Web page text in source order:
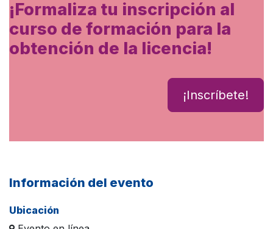
¡Formaliza tu inscripción al
curso de formación para la
obtención de la licencia!
¡Inscríbete!
Información del evento
Ubicación